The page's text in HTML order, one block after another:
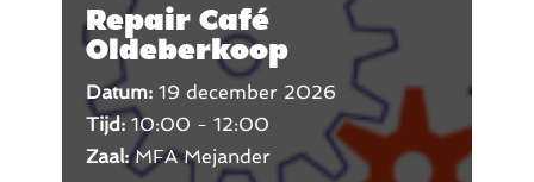
Repair Café
Oldeberkoop
Datum: 19 december 2026
Tijd: 10:00 - 12:00
Zaal:MFA Mejander